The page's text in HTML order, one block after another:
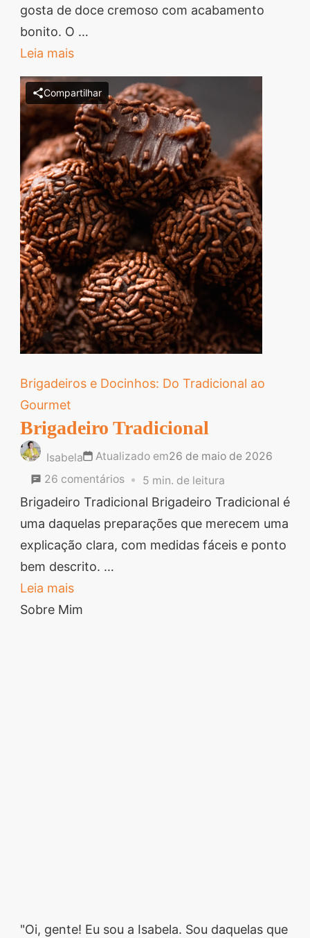
Cremoso
Crocante
gosta de doce cremoso com acabamento
bonito. O …
Leia mais
Compartilhar
Brigadeiros e Docinhos: Do Tradicional ao
Gourmet
Brigadeiro Tradicional
Isabela Atualizado em26 de maio de 2026
26 comentáriosem
Brigadeiro
Tradicional
5 min. de leitura
Brigadeiro Tradicional Brigadeiro Tradicional é
uma daquelas preparações que merecem uma
explicação clara, com medidas fáceis e ponto
bem descrito. …
Leia mais
Sobre Mim
"Oi, gente! Eu sou a Isabela. Sou daquelas que